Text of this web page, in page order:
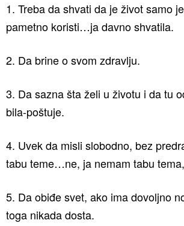
1. Treba da shvati da je život samo
pametno koristi…ja davno shvatila.
2. Da brine o svom zdravlju.
3. Da sazna šta želi u životu i da tu
bila-poštuje.
4. Uvek da misli slobodno, bez
tabu teme…ne, ja nemam tabu
5. Da obiđe svet, ako ima dovoljno
toga nikada dosta.